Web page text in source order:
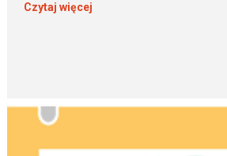
Czytaj więcej